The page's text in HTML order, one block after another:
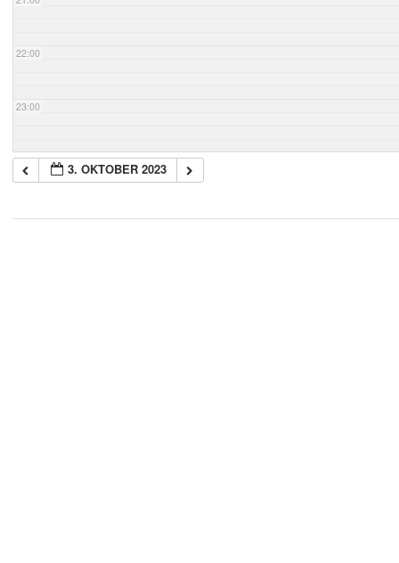
22:00
23:00
3. OKTOBER 2023